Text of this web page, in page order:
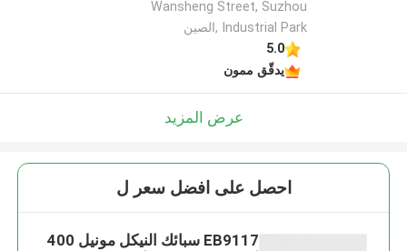
Wansheng Street, Suzhou
Industrial Park ,الصين
5.0
يدقّق ممون
عرض المزيد
احصل على افضل سعر ل
EB9117 سبائك النيكل مونيل 400